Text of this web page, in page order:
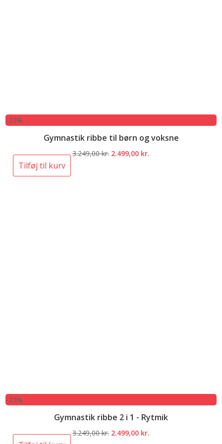
-23%
Gymnastik ribbe til børn og voksne
3.249,00kr. Den
2.499,00 kr.
Tilføj til kurv
-23%
Gymnastik ribbe 2 i 1 - Rytmik
3.249,00kr. Den
2.499,00 kr.